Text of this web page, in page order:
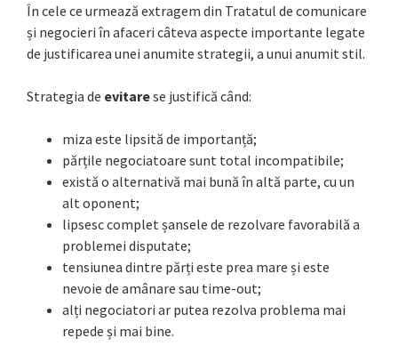
În cele ce urmează extragem din Tratatul de comunicare
și negocieri în afaceri câteva aspecte importante legate
de justificarea unei anumite strategii, a unui anumit stil.
Strategia de evitarese justifică când:
miza este lipsită de importanță;
părțile negociatoare sunt total incompatibile;
există o alternativă mai bună în altă parte, cu un
alt oponent;
lipsesc complet șansele de rezolvare favorabilă a
problemei disputate;
tensiunea dintre părți este prea mare și este
nevoie de amânare sau time-out;
alți negociatori ar putea rezolva problema mai
repede și mai bine.